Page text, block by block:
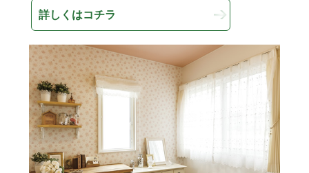
詳しくはコチラ